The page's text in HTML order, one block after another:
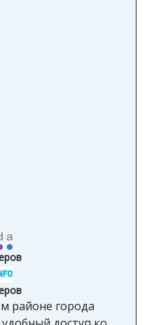
районе города